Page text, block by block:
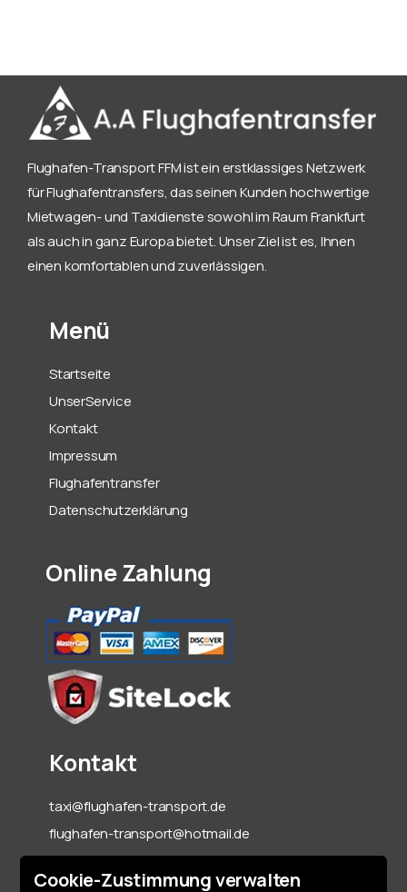
Cookie-Zustimmung verwalten
Flughafen-Transport FFM ist ein erstklassiges Netzwerk
für Flughafentransfers, das seinen Kunden hochwertige
Mietwagen- und Taxidienste sowohl im Raum Frankfurt
als auch in ganz Europa bietet. Unser Ziel ist es, Ihnen
einen komfortablen und zuverlässigen.
Menü
Startseite
UnserService
Kontakt
Impressum
Flughafentransfer
Datenschutzerklärung
Online Zahlung
Kontakt
taxi@flughafen-transport.de
flughafen-transport@hotmail.de
06142-70 55 60
+49 151 15317128